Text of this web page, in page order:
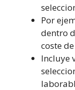
Por
dentro
coste
Incluye